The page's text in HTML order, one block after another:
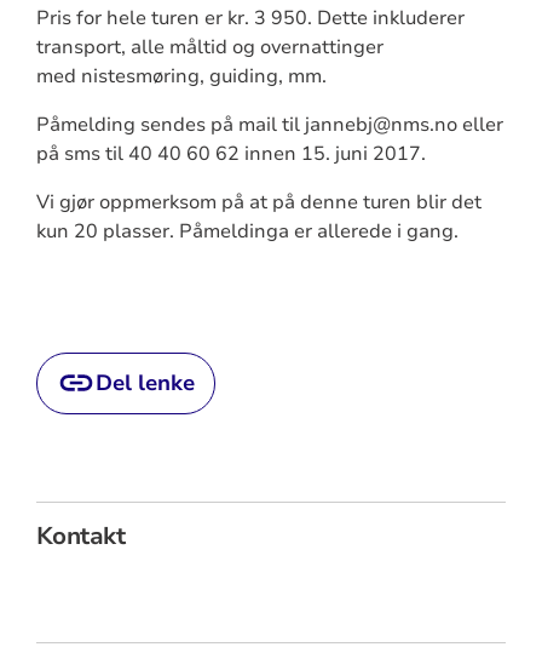
Pris for hele turen er kr. 3 950. Dette inkluderer
transport, alle måltid og overnattinger
med nistesmøring, guiding, mm.
Påmelding sendes på mail til jannebj@nms.no eller
på sms til 40 40 60 62 innen 15. juni 2017.
Vi gjør oppmerksom på at på denne turen blir det
kun 20 plasser. Påmeldinga er allerede i gang.
Del lenke
Kontakt